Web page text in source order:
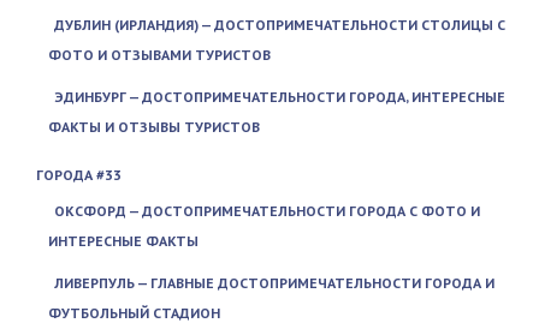
ДУБЛИН (ИРЛАНДИЯ) — ДОСТОПРИМЕЧАТЕЛЬНОСТИ СТОЛИЦЫ С
ФОТО И ОТЗЫВАМИ ТУРИСТОВ
ЭДИНБУРГ — ДОСТОПРИМЕЧАТЕЛЬНОСТИ ГОРОДА, ИНТЕРЕСНЫЕ
ФАКТЫ И ОТЗЫВЫ ТУРИСТОВ
ГОРОДА #33
ОКСФОРД — ДОСТОПРИМЕЧАТЕЛЬНОСТИ ГОРОДА С ФОТО И
ИНТЕРЕСНЫЕ ФАКТЫ
ЛИВЕРПУЛЬ — ГЛАВНЫЕ ДОСТОПРИМЕЧАТЕЛЬНОСТИ ГОРОДА И
ФУТБОЛЬНЫЙ СТАДИОН